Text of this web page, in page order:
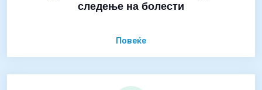
следење на болести
Повеќе